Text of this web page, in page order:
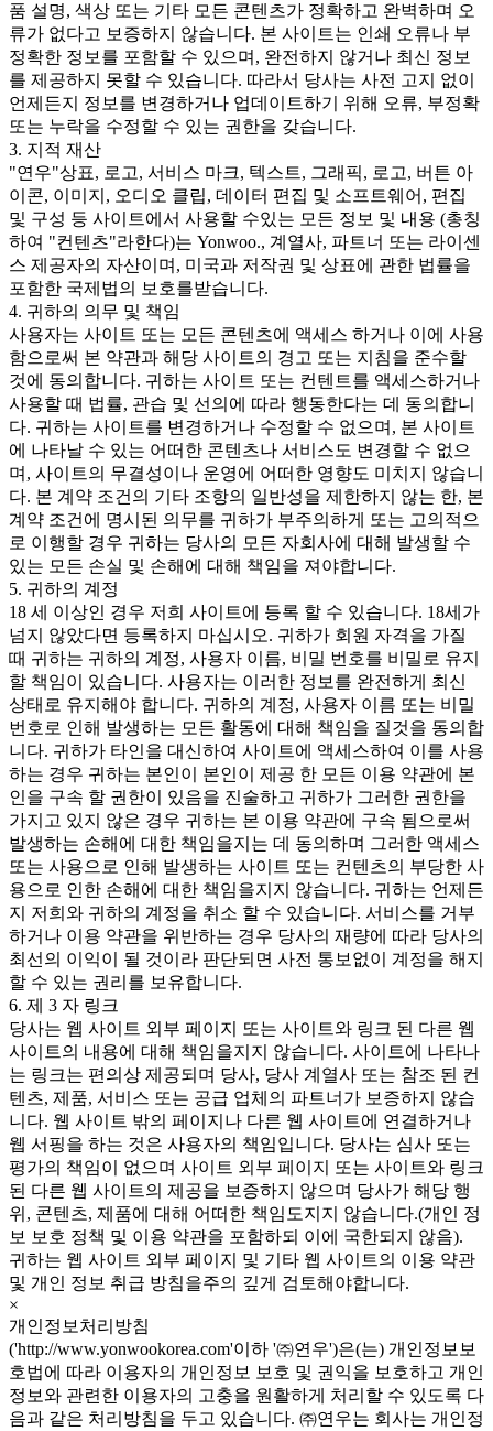
품 설명, 색상 또는 기타 모든 콘텐츠가 정확하고 완벽하며 오
류가 없다고 보증하지 않습니다. 본 사이트는 인쇄 오류나 부
정확한 정보를 포함할 수 있으며, 완전하지 않거나 최신 정보
를 제공하지 못할 수 있습니다. 따라서 당사는 사전 고지 없이
언제든지 정보를 변경하거나 업데이트하기 위해 오류, 부정확
또는 누락을 수정할 수 있는 권한을 갖습니다.
3. 지적 재산
"연우"상표, 로고, 서비스 마크, 텍스트, 그래픽, 로고, 버튼 아
이콘, 이미지, 오디오 클립, 데이터 편집 및 소프트웨어, 편집
및 구성 등 사이트에서 사용할 수있는 모든 정보 및 내용 (총칭
하여 "컨텐츠"라한다)는 Yonwoo., 계열사, 파트너 또는 라이센
스 제공자의 자산이며, 미국과 저작권 및 상표에 관한 법률을
포함한 국제법의 보호를받습니다.
4. 귀하의 의무 및 책임
사용자는 사이트 또는 모든 콘텐츠에 액세스 하거나 이에 사용
함으로써 본 약관과 해당 사이트의 경고 또는 지침을 준수할
것에 동의합니다. 귀하는 사이트 또는 컨텐트를 액세스하거나
사용할 때 법률, 관습 및 선의에 따라 행동한다는 데 동의합니
다. 귀하는 사이트를 변경하거나 수정할 수 없으며, 본 사이트
에 나타날 수 있는 어떠한 콘텐츠나 서비스도 변경할 수 없으
며, 사이트의 무결성이나 운영에 어떠한 영향도 미치지 않습니
다. 본 계약 조건의 기타 조항의 일반성을 제한하지 않는 한, 본
계약 조건에 명시된 의무를 귀하가 부주의하게 또는 고의적으
로 이행할 경우 귀하는 당사의 모든 자회사에 대해 발생할 수
있는 모든 손실 및 손해에 대해 책임을 져야합니다.
5. 귀하의 계정
18 세 이상인 경우 저희 사이트에 등록 할 수 있습니다. 18세가
넘지 않았다면 등록하지 마십시오. 귀하가 회원 자격을 가질
때 귀하는 귀하의 계정, 사용자 이름, 비밀 번호를 비밀로 유지
할 책임이 있습니다. 사용자는 이러한 정보를 완전하게 최신
상태로 유지해야 합니다. 귀하의 계정, 사용자 이름 또는 비밀
번호로 인해 발생하는 모든 활동에 대해 책임을 질것을 동의합
니다. 귀하가 타인을 대신하여 사이트에 액세스하여 이를 사용
하는 경우 귀하는 본인이 본인이 제공 한 모든 이용 약관에 본
인을 구속 할 권한이 있음을 진술하고 귀하가 그러한 권한을
가지고 있지 않은 경우 귀하는 본 이용 약관에 구속 됨으로써
발생하는 손해에 대한 책임을지는 데 동의하며 그러한 액세스
또는 사용으로 인해 발생하는 사이트 또는 컨텐츠의 부당한 사
용으로 인한 손해에 대한 책임을지지 않습니다. 귀하는 언제든
지 저희와 귀하의 계정을 취소 할 수 있습니다. 서비스를 거부
하거나 이용 약관을 위반하는 경우 당사의 재량에 따라 당사의
최선의 이익이 될 것이라 판단되면 사전 통보없이 계정을 해지
할 수 있는 권리를 보유합니다.
6. 제 3 자 링크
당사는 웹 사이트 외부 페이지 또는 사이트와 링크 된 다른 웹
사이트의 내용에 대해 책임을지지 않습니다. 사이트에 나타나
는 링크는 편의상 제공되며 당사, 당사 계열사 또는 참조 된 컨
텐츠, 제품, 서비스 또는 공급 업체의 파트너가 보증하지 않습
니다. 웹 사이트 밖의 페이지나 다른 웹 사이트에 연결하거나
웹 서핑을 하는 것은 사용자의 책임입니다. 당사는 심사 또는
평가의 책임이 없으며 사이트 외부 페이지 또는 사이트와 링크
된 다른 웹 사이트의 제공을 보증하지 않으며 당사가 해당 행
위, 콘텐츠, 제품에 대해 어떠한 책임도지지 않습니다.(개인 정
보 보호 정책 및 이용 약관을 포함하되 이에 국한되지 않음).
귀하는 웹 사이트 외부 페이지 및 기타 웹 사이트의 이용 약관
및 개인 정보 취급 방침을주의 깊게 검토해야합니다.
×
개인정보처리방침
('http://www.yonwookorea.com'이하 '㈜연우')은(는) 개인정보보
호법에 따라 이용자의 개인정보 보호 및 권익을 보호하고 개인
정보와 관련한 이용자의 고충을 원활하게 처리할 수 있도록 다
음과 같은 처리방침을 두고 있습니다. ㈜연우는 회사는 개인정